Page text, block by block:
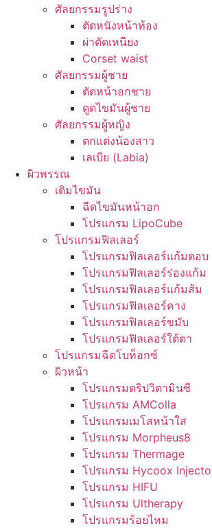
ศัลยกรรมรูปร่าง
ตัดหนังหน้าท้อง
ผ่าตัดเหนียง
Corset waist
ศัลยกรรมผู้ชาย
ตัดหน้าอกชาย
ดูดไขมันผู้ชาย
ศัลยกรรมผู้หญิง
ตกแต่งน้องสาว
เลเบีย (Labia)
ผิวพรรณ
เติมไขมัน
ฉีดไขมันหน้าอก
โปรแกรม LipoCube
โปรแกรมฟิลเลอร์
โปรแกรมฟิลเลอร์แก้มตอบ
โปรแกรมฟิลเลอร์ร่องแก้ม
โปรแกรมฟิลเลอร์แก้มส้ม
โปรแกรมฟิลเลอร์คาง
โปรแกรมฟิลเลอร์ขมับ
โปรแกรมฟิลเลอร์ใต้ตา
โปรแกรมฉีดโบท็อกซ์
ผิวหน้า
โปรแกรมดริปวิตามินซี
โปรแกรม AMColla
โปรแกรมเมโสหน้าใส
โปรแกรม Morpheus8
โปรแกรม Thermage
โปรแกรม Hycoox
โปรแกรม HIFU
โปรแกรม Ultherapy
โปรแกรมร้อยไหม